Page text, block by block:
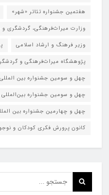
هفتمین جشنواره تئاتر «شهر»
وزارت میراث‌فرهنگی، گردشگری
وزیر فرهنگ و ارشاد اسلامی
پژوهشگاه میراث‌فرهنگی و
چهل و سومین جشنواره بین
چهل و سومین جشنواره بین‌المللی
چهل و چهارمین جشنواره بین
کانون پرورش فکری کودکان و